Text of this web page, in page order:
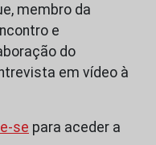
membro da
e
do
em vídeo à
se para aceder a